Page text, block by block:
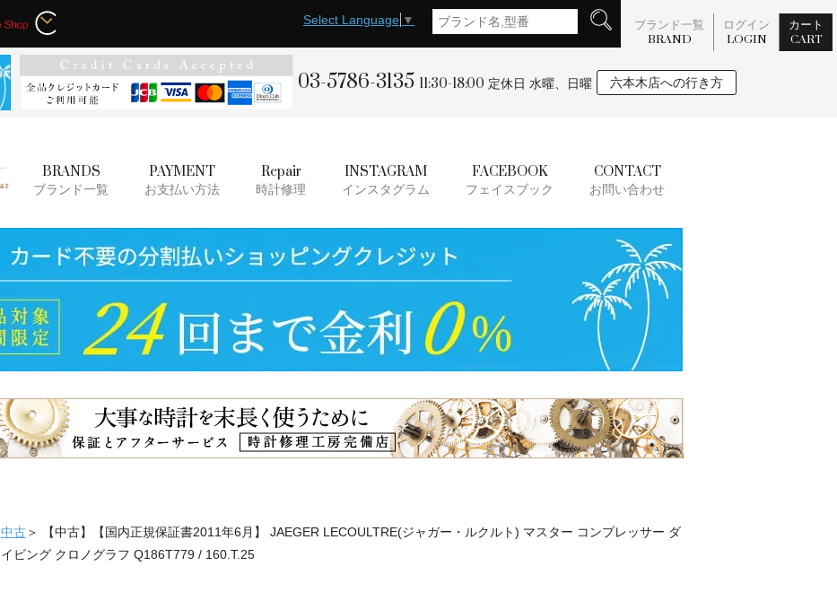
Select Language ▼ ブランド一覧
BRAND
ログイン
LOGIN
カート
CART
03-5786-3135 11:30-18:00 定休日 水曜、日曜 六本木店への行き方
BRANDS
ブランド一覧
PAYMENT
お支払い方法
Repair
時計修理
INSTAGRAM
インスタグラム
FACEBOOK
フェイスブック
CONTACT
お問い合わせ
中古＞ 【中古】【国内正規保証書2011年6月】 JAEGER LECOULTRE(ジャガー・ルクルト) マスター コンプレッサー ダ
イビング クロノグラフ Q186T779 / 160.T.25